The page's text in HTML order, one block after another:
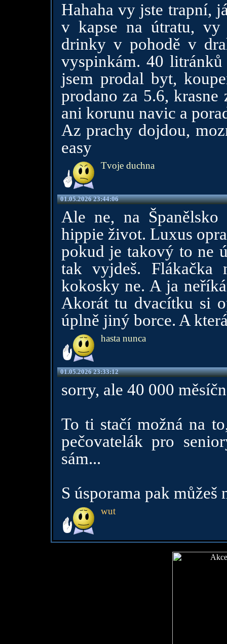
Hahaha vy jste trapní,
v kapse na útratu,
drinky v pohodě v
vyspinkám. 40
jsem prodal byt,
prodano za 5.6,
ani korunu navic a
Az prachy dojdou,
easy
Tvoje duchna
01.05.2026 23:44:06
Ale ne, na
hippie život. Luxus
pokud je takový to ne
tak vyjdeš.
kokosky ne. A ja
Akorát tu dvacítku si
úplně jiný borce. A
hasta nunca
01.05.2026 23:33:12
sorry, ale 40 000
To ti stačí možná na
pečovatelák pro
sám...
S úsporama pak
wut